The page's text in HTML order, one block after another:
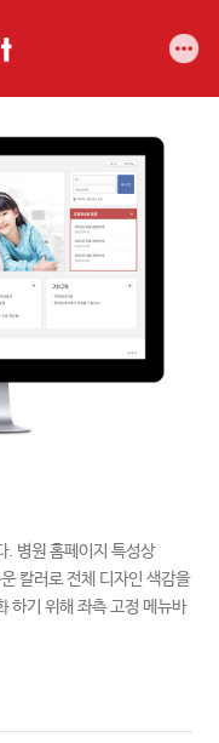
. 병원 홈페이지 특성상
칼러로 전체 디자인 색감을
하기 위해 좌측 고정 메뉴바